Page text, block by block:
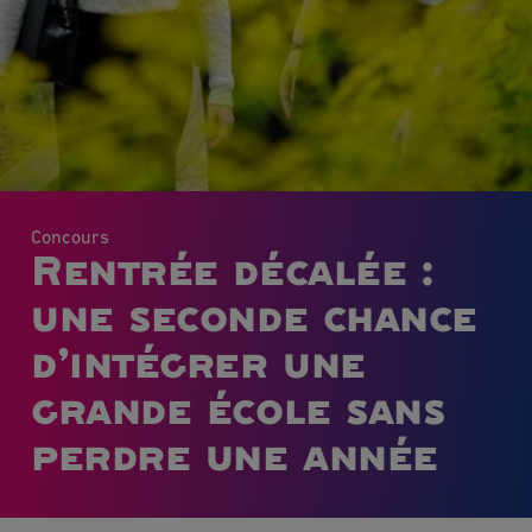
Concours
Rentrée décalée :
une seconde chance
d’intégrer une
grande école sans
perdre une année